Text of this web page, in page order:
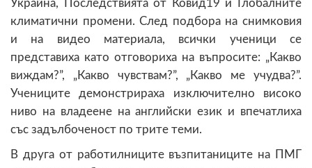
Украйна, Последствията от Ковид19 и Глобалните
климатични промени. След подбора на снимковия
и на видео материала, всички ученици се
представиха като отговориха на въпросите: „Какво
виждам?”, „Какво чувствам?”, „Какво ме учудва?”.
Учениците демонстрираха изключително високо
ниво на владеене на английски език и впечатлиха
със задълбоченост по трите теми.
В друга от работилниците възпитаниците на ПМГ